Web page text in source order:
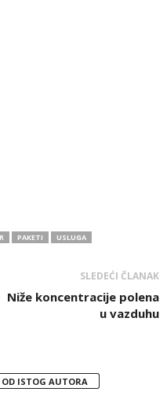
PAKETI USLUGA
SLEDEĆI ČLANAK
Niže koncentracije polena
u vazduhu
OD ISTOG AUTORA